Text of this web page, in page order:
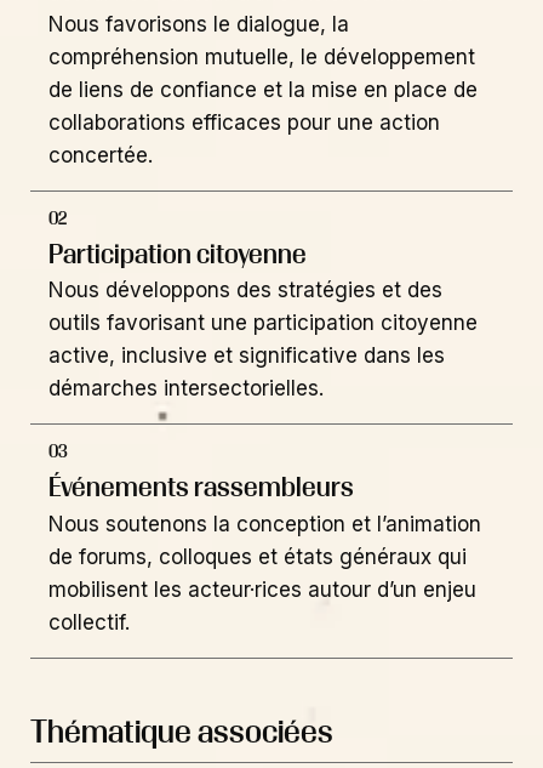
Nous favorisons le dialogue, la
compréhension mutuelle, le développement
de liens de confiance et la mise en place de
collaborations efficaces pour une action
concertée.
02
Participation citoyenne
Nous développons des stratégies et des
outils favorisant une participation citoyenne
active, inclusive et significative dans les
démarches intersectorielles.
03
Événements rassembleurs
Nous soutenons la conception et l’animation
de forums, colloques et états généraux qui
mobilisent les acteur·rices autour d’un enjeu
collectif.
Thématique associées